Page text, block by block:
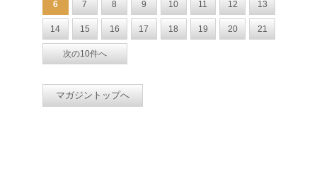
6 7 8 9 10 11 12 13
14 15 16 17 18 19 20 21
次の10件へ
マガジントップへ